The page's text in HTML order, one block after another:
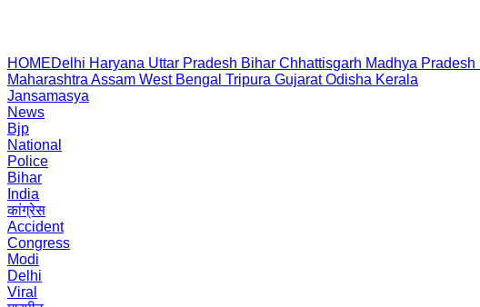
HOMEDelhi Haryana Uttar Pradesh Bihar Chhattisgarh Madhya Pradesh
Maharashtra Assam West Bengal Tripura Gujarat Odisha Kerala
Jansamasya
News
Bjp
National
Police
Bihar
India
कांग्रेस
Accident
Congress
Modi
Delhi
Viral